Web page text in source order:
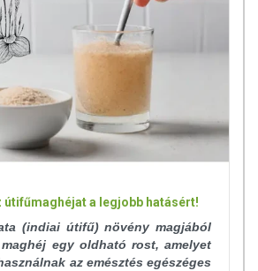
útifűmaghéjat a legjobb hatásért!
(indiai útifű) növény magjából
egy oldható rost, amelyet
az emésztés egészéges